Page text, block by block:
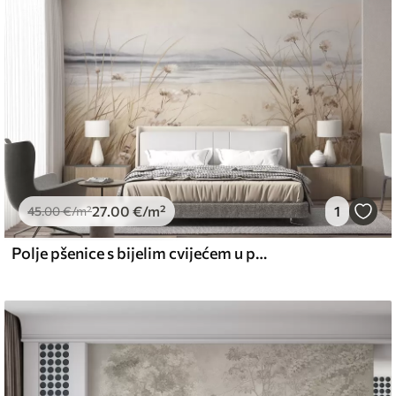
.00 /m²
and Stick
49.00€/m²
45.00€/m²27 .00 €/m² 1
Polje pšenice s bijelim cvijećem u prvom planu, plaža i ocean u pozadini, neutralne pastelne prigušene boje